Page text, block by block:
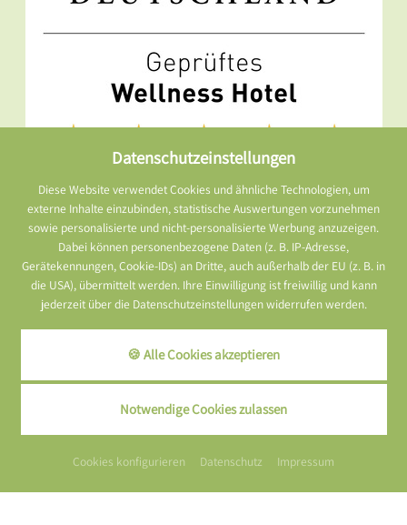
Datenschutzeinstellungen
Diese Website verwendet Cookies und ähnliche Technologien, um
externe Inhalte einzubinden, statistische Auswertungen vorzunehmen
sowie personalisierte und nicht-personalisierte Werbung anzuzeigen.
Dabei können personenbezogene Daten (z. B. IP-Adresse,
Gerätekennungen, Cookie-IDs) an Dritte, auch außerhalb der EU (z. B. in
die USA), übermittelt werden. Ihre Einwilligung ist freiwillig und kann
jederzeit über die Datenschutzeinstellungen widerrufen werden.
🍪 Alle Cookies akzeptieren
Notwendige Cookies zulassen
Cookies konfigurieren Datenschutz Impressum